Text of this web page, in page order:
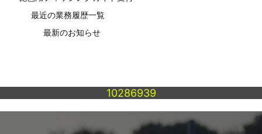
最近の業務履歴一覧
最新のお知らせ
10286939